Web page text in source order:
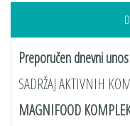
Preporučen dnevni
SADRŽAJ AKTIVNIH
MAGNIFOOD